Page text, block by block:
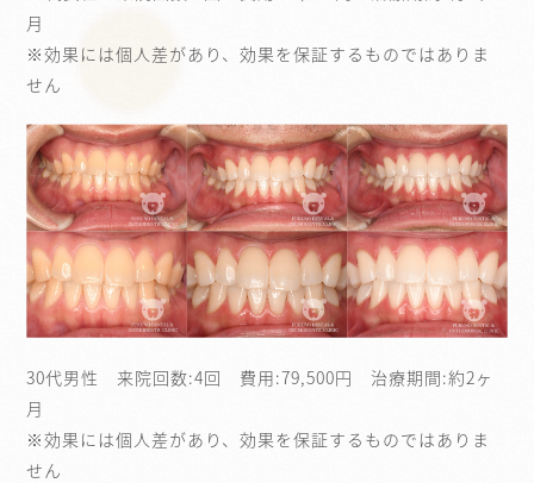
月
※効果には個人差があり、効果を保証するものではありま
せん
30代男性 来院回数:4回 費用:79,500円 治療期間:約2ヶ
月
※効果には個人差があり、効果を保証するものではありま
せん